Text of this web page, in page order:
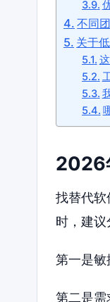
不同
关于
2026
找替代软
时，建议
第一是敏
第二是需